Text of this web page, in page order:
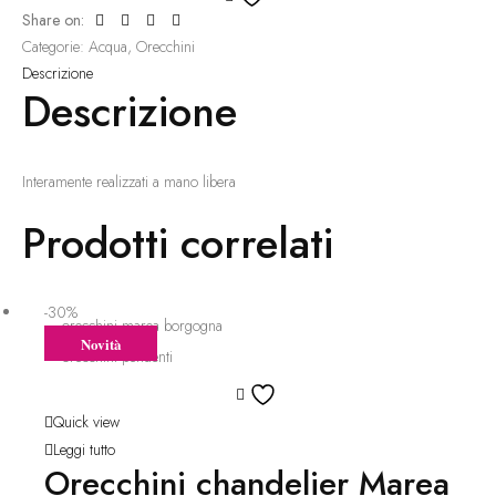
Share on:
Categorie: Acqua, Orecchini
Descrizione
Descrizione
Interamente realizzati a mano libera
Prodotti correlati
-30%
Novità
dei
Quick view
Leggi tutto
Orecchini chandelier Marea